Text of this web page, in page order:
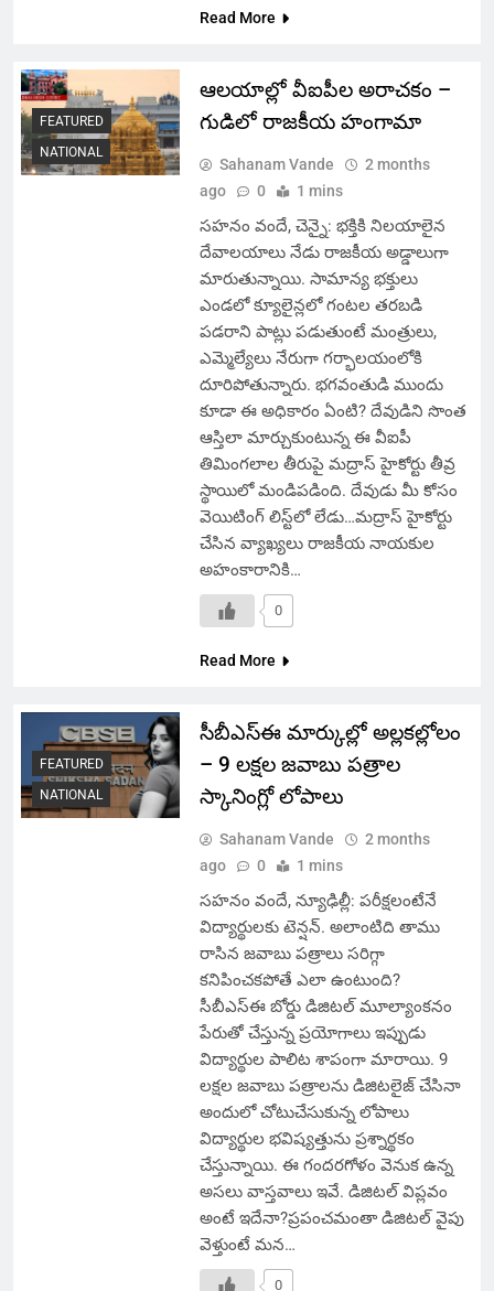
Read More
FEATURED
NATIONAL
ఆలయాల్లో వీఐపీల అరాచకం –
గుడిలో రాజకీయ హంగామా
Sahanam Vande
2 months
ago
0 1 mins
సహనం వందే, చెన్నై: భక్తికి నిలయాలైన
దేవాలయాలు నేడు రాజకీయ అడ్డాలుగా
మారుతున్నాయి. సామాన్య భక్తులు
ఎండలో క్యూలైన్లలో గంటల తరబడి
పడరాని పాట్లు పడుతుంటే మంత్రులు,
ఎమ్మెల్యేలు నేరుగా గర్భాలయంలోకి
దూరిపోతున్నారు. భగవంతుడి ముందు
కూడా ఈ అధికారం ఏంటి? దేవుడిని సొంత
ఆస్తిలా మార్చుకుంటున్న ఈ వీఐపీ
తిమింగలాల తీరుపై మద్రాస్ హైకోర్టు తీవ్ర
స్థాయిలో మండిపడింది. దేవుడు మీ కోసం
వెయిటింగ్ లిస్ట్‌లో లేడు…మద్రాస్ హైకోర్టు
చేసిన వ్యాఖ్యలు రాజకీయ నాయకుల
అహంకారానికి…
0
Read More
FEATURED
NATIONAL
సీబీఎస్ఈ మార్కుల్లో అల్లకల్లోలం
– 9 లక్షల జవాబు పత్రాల
స్కానింగ్లో లోపాలు
Sahanam Vande
2 months
ago
0 1 mins
సహనం వందే, న్యూఢిల్లీ: పరీక్షలంటేనే
విద్యార్థులకు టెన్షన్. అలాంటిది తాము
రాసిన జవాబు పత్రాలు సరిగ్గా
కనిపించకపోతే ఎలా ఉంటుంది?
సీబీఎస్ఈ బోర్డు డిజిటల్ మూల్యాంకనం
పేరుతో చేస్తున్న ప్రయోగాలు ఇప్పుడు
విద్యార్థుల పాలిట శాపంగా మారాయి. 9
లక్షల జవాబు పత్రాలను డిజిటలైజ్ చేసినా
అందులో చోటుచేసుకున్న లోపాలు
విద్యార్థుల భవిష్యత్తును ప్రశ్నార్థకం
చేస్తున్నాయి. ఈ గందరగోళం వెనుక ఉన్న
అసలు వాస్తవాలు ఇవే. డిజిటల్ విప్లవం
అంటే ఇదేనా?ప్రపంచమంతా డిజిటల్ వైపు
వెళ్తుంటే మన…
0